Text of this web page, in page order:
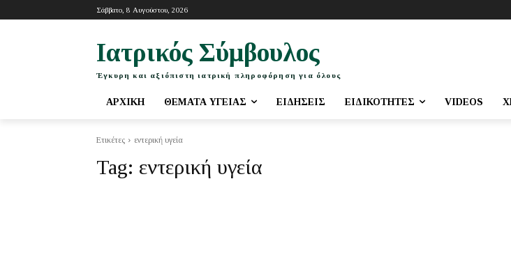
Σάββατο, 8 Αυγούστου, 2026
Ιατρικός Σύμβουλος
Έγκυρη και αξιόπιστη ιατρική πληροφόρηση για όλους
ΑΡΧΙΚΉ ΘΈΜΑΤΑ ΥΓΕΊΑΣ ΕΙΔΉΣΕΙΣ ΕΙΔΙΚΌΤΗΤΕΣ VIDEOS
Ετικέτες εντερική υγεία
Tag: εντερική υγεία